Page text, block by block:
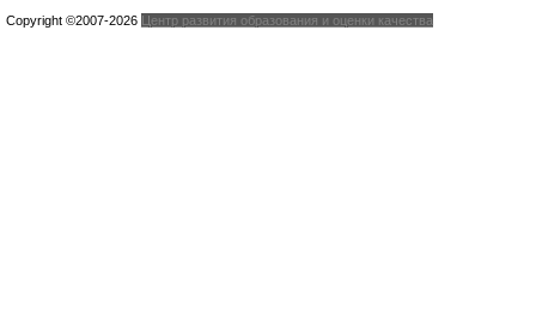
Copyright ©2007-2026 Центр развития образования и оценки качества